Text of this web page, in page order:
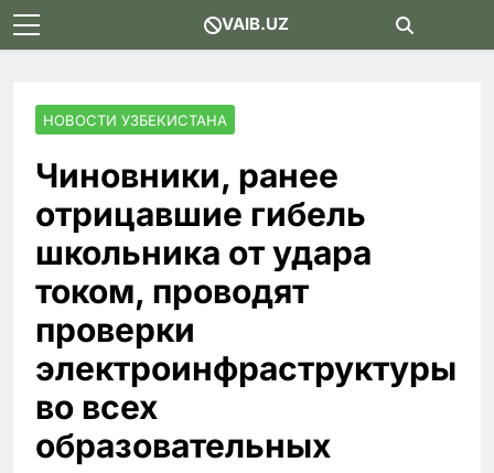
Skip
to
VAIB.UZ
НОВОСТИ УЗБЕКИСТАНА
Чиновники, ранее
отрицавшие гибель
школьника от удара
током, проводят
проверки
электроинфраструктуры
во всех
образовательных